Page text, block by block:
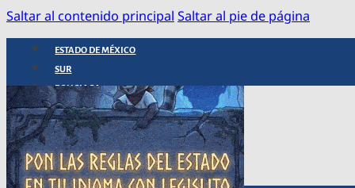
Saltar al contenido principal Saltar al pie de página
ESTADO DE MÉXICO
SUR
POLICIACA
NACIONAL
INTERNACIONAL
ARTE, CIENCIA Y TECNOLOGÍA
COLUMNAS